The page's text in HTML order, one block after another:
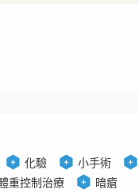
化驗 小手術
重控制治療 暗瘡